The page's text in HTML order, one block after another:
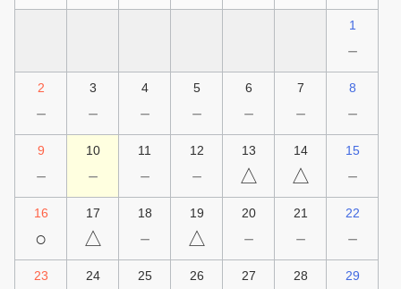
1
－
2
－
3
－
4
－
5
－
6
－
7
－
8
－
9
－
10
－
11
－
12
－
13
△
14
△
15
－
16
○
17
△
18
－
19
△
20
－
21
－
22
－
23 24 25 26 27 28 29